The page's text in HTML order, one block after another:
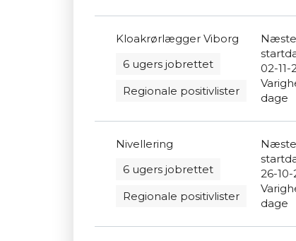
Kloakrørlægger Viborg
6 ugers jobrettet
Regionale positivlister
Næste
02-11-
dage
Nivellering
6 ugers jobrettet
Regionale positivlister
Næste
26-
dage